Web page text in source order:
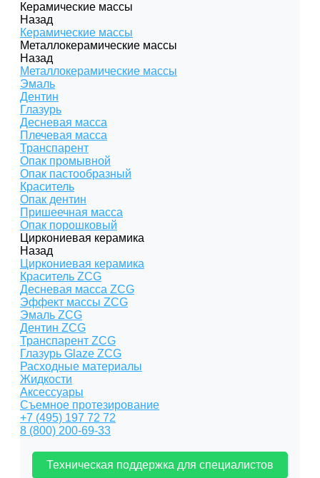
Керамические массы
Назад
Керамические массы
Металлокерамические массы
Назад
Металлокерамические массы
Эмаль
Дентин
Глазурь
Десневая масса
Плечевая масса
Транспарент
Опак промывной
Опак пастообразный
Краситель
Опак дентин
Пришеечная масса
Опак порошковый
Циркониевая керамика
Назад
Циркониевая керамика
Краситель ZCG
Десневая масса ZCG
Эффект массы ZCG
Эмаль ZCG
Дентин ZCG
Транспарент ZCG
Глазурь Glaze ZCG
Расходные материалы
Жидкости
Аксессуары
Съемное протезирование
+7 (495) 197 72 72
8 (800) 200-69-33
Техническая поддержка для специалистов